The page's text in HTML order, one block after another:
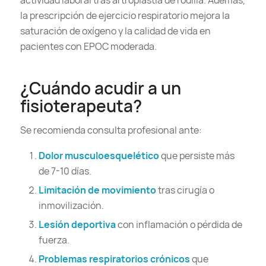
la prescripción de ejercicio respiratorio mejora la
saturación de oxígeno y la calidad de vida en
pacientes con EPOC moderada.
¿Cuándo acudir a un
fisioterapeuta?
Se recomienda consulta profesional ante:
Dolor musculoesqueléticoque persiste más
de 7-10 días.
Limitación de movimientotras cirugía o
inmovilización.
Lesión deportivacon inflamación o pérdida de
fuerza.
Problemas respiratorios crónicosque